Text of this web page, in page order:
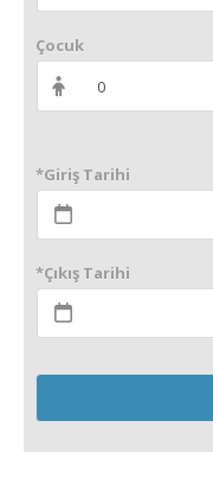
Çocuk
0
*Giriş Tarihi
*Çıkış Tarihi